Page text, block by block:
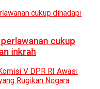
cukup
inkrah